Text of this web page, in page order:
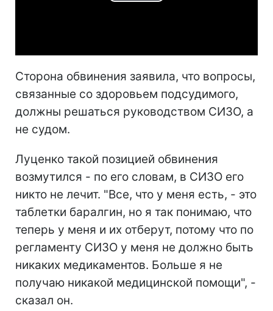
Сторона обвинения заявила, что вопросы,
связанные со здоровьем подсудимого,
должны решаться руководством СИЗО, а
не судом.
Луценко такой позицией обвинения
возмутился - по его словам, в СИЗО его
никто не лечит. "Все, что у меня есть, - это
таблетки баралгин, но я так понимаю, что
теперь у меня и их отберут, потому что по
регламенту СИЗО у меня не должно быть
никаких медикаментов. Больше я не
получаю никакой медицинской помощи", -
сказал он.